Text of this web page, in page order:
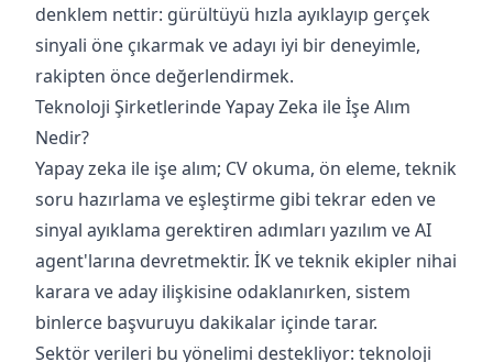
denklem nettir: gürültüyü hızla ayıklayıp gerçek
sinyali öne çıkarmak ve adayı iyi bir deneyimle,
rakipten önce değerlendirmek.
Teknoloji Şirketlerinde Yapay Zeka ile İşe Alım
Nedir?
Yapay zeka ile işe alım; CV okuma, ön eleme, teknik
soru hazırlama ve eşleştirme gibi tekrar eden ve
sinyal ayıklama gerektiren adımları yazılım ve AI
agent'larına devretmektir. İK ve teknik ekipler nihai
karara ve aday ilişkisine odaklanırken, sistem
binlerce başvuruyu dakikalar içinde tarar.
Sektör verileri bu yönelimi destekliyor: teknoloji